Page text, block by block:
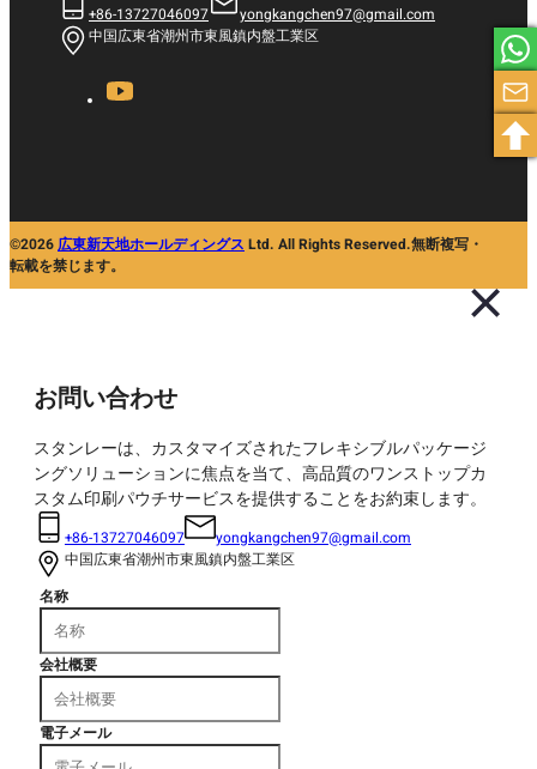
+86-13727046097
yongkangchen97@gmail.com
中国広東省潮州市東風鎮内盤工業区
©2026広東新天地ホールディングス Ltd. All Rights Reserved.無断複写・
転載を禁じます。
お問い合わせ
スタンレーは、カスタマイズされたフレキシブルパッケージ
ングソリューションに焦点を当て、高品質のワンストップカ
スタム印刷パウチサービスを提供することをお約束します。
+86-13727046097
yongkangchen97@gmail.com
中国広東省潮州市東風鎮内盤工業区
名称
会社概要
電子メール